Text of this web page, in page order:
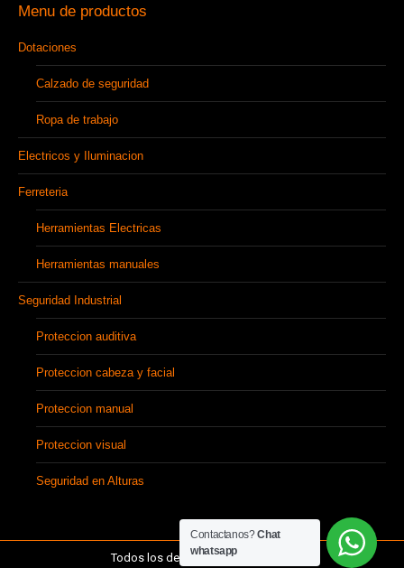
Menu de productos
Dotaciones
Calzado de seguridad
Ropa de trabajo
Electricos y Iluminacion
Ferreteria
Herramientas Electricas
Herramientas manuales
Seguridad Industrial
Proteccion auditiva
Proteccion cabeza y facial
Proteccion manual
Proteccion visual
Seguridad en Alturas
Todos los derechos Comsecol sas
Contactanos?Chat
whatsapp